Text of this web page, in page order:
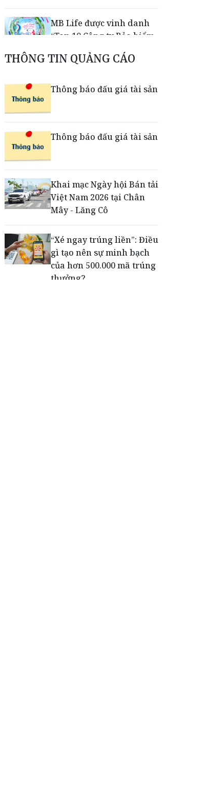
MB Life được vinh danh
“Top 10 Công ty Bảo hiểm
Mastercard tiên phong
vật lý
những 'trái tim lỗi'
THÔNG TIN QUẢNG CÁO
Thông báo đấu giá tài sản
Thông báo đấu giá tài sản
Khai mạc Ngày hội Bán tải
Việt Nam 2026 tại Chân
Mây - Lăng Cô
“Xé ngay trúng liền”: Điều
gì tạo nên sự minh bạch
của hơn 500.000 mã trúng
thưởng?